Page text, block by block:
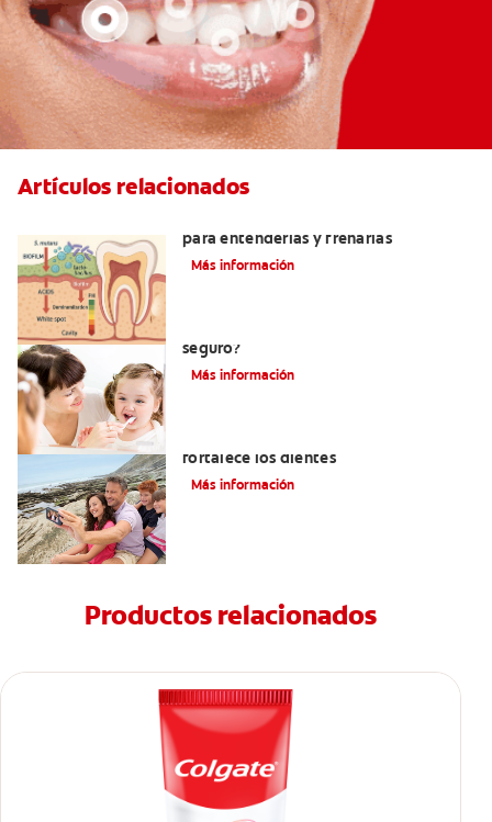
Artículos relacionados
para entenderlas y frenarlas
Más información
seguro?
Más información
fortalece los dientes
Más información
Productos relacionados